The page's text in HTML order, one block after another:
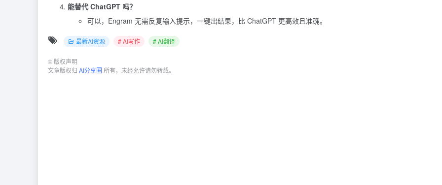
能替代 ChatGPT 吗？
可以，Engram 无需反复输入提示，一键出结果，比 ChatGPT 更高效且准确。
最新AI资源 # AI写作 # AI翻译
© 版权声明
文章版权归 AI分享圈 所有，未经允许请勿转载。